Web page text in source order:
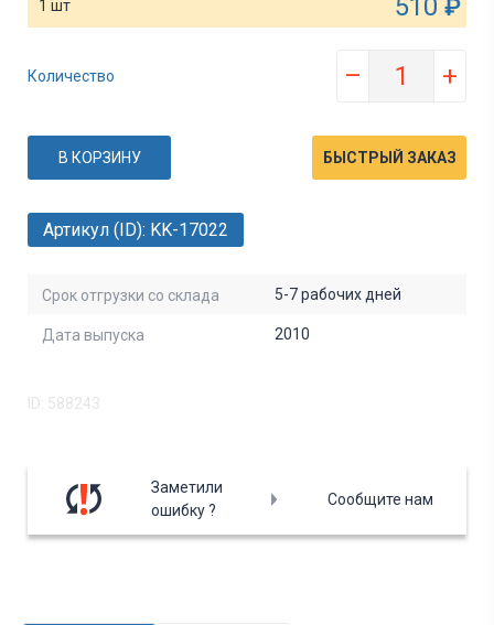
Артикул (ID): KK-17022
Срок отгрузки со склада 5-7 рабочих дней
Дата выпуска 2010
ID: 588243
1 шт ₽
Количество – +
В КОРЗИНУ БЫСТРЫЙ ЗАКАЗ
Заметили
ошибку ?
Сообщите нам